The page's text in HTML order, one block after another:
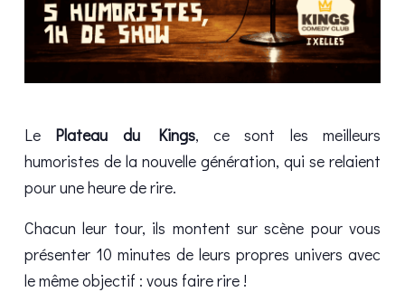
Le Plateau du Kings, ce sont les meilleurs
humoristes de la nouvelle génération, qui se relaient
pour une heure de rire.
Chacun leur tour, ils montent sur scène pour vous
présenter 10 minutes de leurs propres univers avec
le même objectif : vous faire rire !